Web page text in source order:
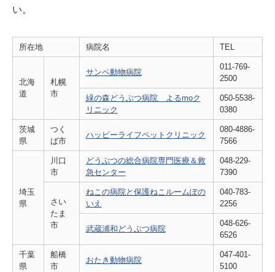
い。
所在地 病院名 TEL
北海
道
札幌
市
サンペ動物病院
011-769-
2500
緑の森どうぶつ病院 よるmoク
リニック
050-5538-
0380
茨城
県
つく
ば市
ハッピーライフペットクリニック
080-4886-
7566
埼玉
県
川口
市
どうぶつの総合病院専門医療＆救
急センター
048-229-
7390
さい
たま
市
ねこの病院と保護ねこルームぽの
いえ
040-783-
2256
武蔵浦和どうぶつ病院
048-626-
6526
千葉
県
船橋
市
おたき動物病院
047-401-
5100